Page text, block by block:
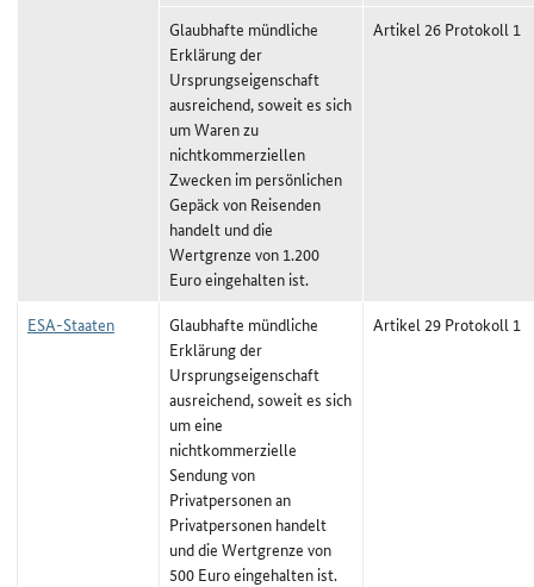
Glaubhafte mündliche
Erklärung der
Ursprungseigenschaft
ausreichend, soweit es sich
um Waren zu
nichtkommerziellen
Zwecken im persönlichen
Gepäck von Reisenden
handelt und die
Wertgrenze von 1.200
Euro eingehalten ist.
Artikel 26 Protokoll 1
ESA-Staaten
Glaubhafte mündliche
Erklärung der
Ursprungseigenschaft
ausreichend, soweit es sich
um eine
nichtkommerzielle
Sendung von
Privatpersonen an
Privatpersonen handelt
und die Wertgrenze von
500 Euro eingehalten ist.
Artikel 29 Protokoll 1